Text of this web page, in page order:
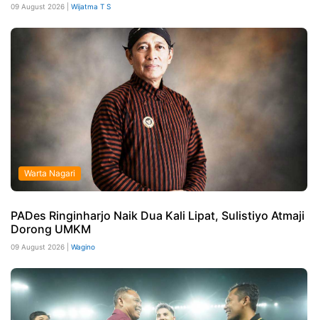
09 August 2026 | Wijatma T S
Warta Nagari
PADes Ringinharjo Naik Dua Kali Lipat, Sulistiyo Atmaji
Dorong UMKM
09 August 2026 | Wagino